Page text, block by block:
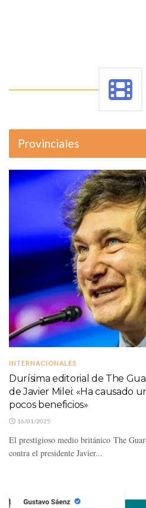
Provinciales
INTERNACIONALES
Durísima editorial de The
de Javier Milei: «Ha causado
pocos beneficios»
16/01/2025
El prestigioso medio británico The
contra el presidente Javier...